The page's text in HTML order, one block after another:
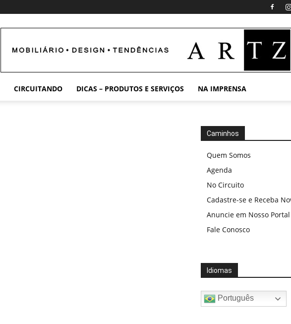
CIRCUITANDO DICAS – PRODUTOS E SERVIÇOS NA IMPRENSA
Caminhos
Quem Somos
Agenda
No Circuito
Cadastre-se e Receba
Anuncie em Nosso Portal
Fale Conosco
Idiomas
Português